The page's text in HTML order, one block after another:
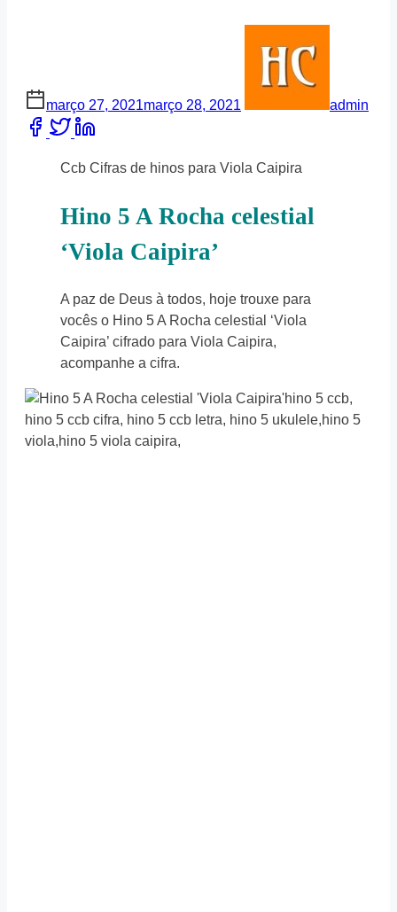
março 27, 2021março 28, 2021
admin
Share
Ccb Cifras de hinos para Viola Caipira
Hino 5 A Rocha celestial
‘Viola Caipira’
A paz de Deus à todos, hoje trouxe para
vocês o Hino 5 A Rocha celestial ‘Viola
Caipira’ cifrado para Viola Caipira,
acompanhe a cifra.